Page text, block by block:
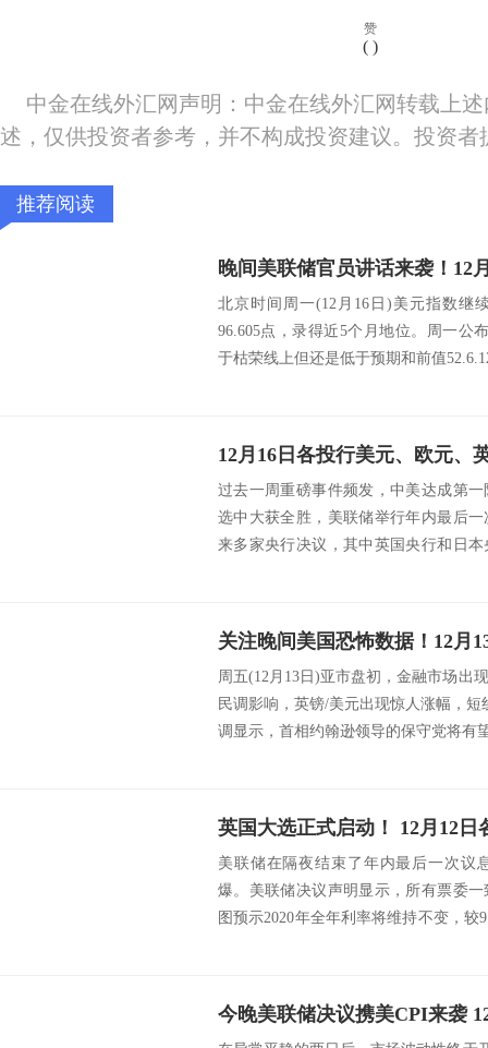
赞
( )
中金在线外汇网声明：中金在线外汇网转载上
述，仅供投资者参考，并不构成投资建议。投资
推荐阅读
北京时间周一(12月16日)美元指数继
96.605点，录得近5个月地位。周一公
于枯荣线上但还是低于预期和前值
过去一周重磅事件频发，中美达成第
选中大获全胜，美联储举行年内最后
来多家央行决议，其中英国央行和日
周五(12月13日)亚市盘初，金融市场出
民调影响，英镑/美元出现惊人涨幅，
调显示，首相约翰逊领导的保守党将有
美联储在隔夜结束了年内最后一次议
爆。美联储决议声明显示，所有票委
图预示2020年全年利率将维持不变，